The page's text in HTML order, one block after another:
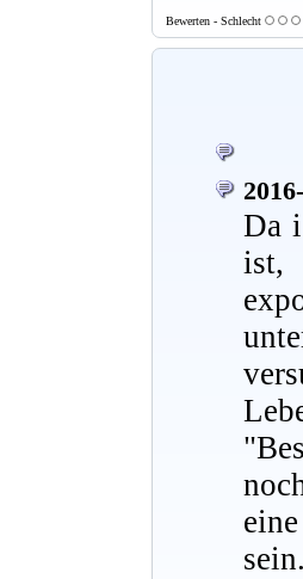
Bewerten - Schlecht
Da
ist,